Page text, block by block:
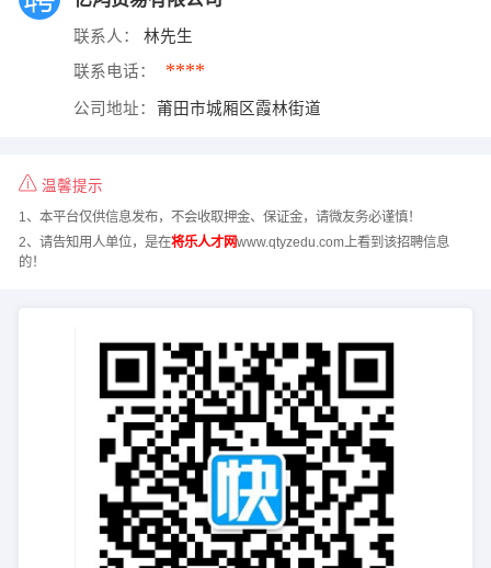
联系人： 林先生
联系电话： ****
公司地址： 莆田市城厢区霞林街道
温馨提示
1、本平台仅供信息发布，不会收取押金、保证金，请微友务必谨慎！
2、请告知用人单位，是在将乐人才网www.qtyzedu.com上看到该招聘信息
的！